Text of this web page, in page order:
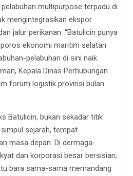
multipurpose terpadu di
mengintegrasikan ekspor
jalur perikanan. “Batulicin punya
ekonomi maritim selatan
pelabuhan di sini naik
Kepala Dinas Perhubungan
forum logistik provinsi bulan
Batulicin, bukan sekadar titik
sejarah, tempat
masa depan. Di dermaga-
dan korporasi besar bersisian;
bara sama-sama memandang